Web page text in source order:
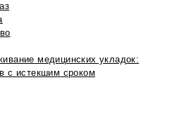
медицинских укладок:
с истекшим сроком